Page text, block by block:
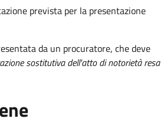
prevista per la presentazione
da un procuratore, che deve
sostitutiva dell'atto di notorietà resa